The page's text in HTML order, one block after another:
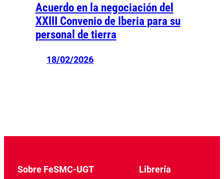
Acuerdo en la negociación del
XXIII Convenio de Iberia para su
personal de tierra
18/02/2026
Sobre FeSMC-UGT Librería